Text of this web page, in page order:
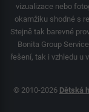
vizualizace nebo
okamžiku shodné s
Stejně tak barevné
Bonita Group
řešení, tak i vzhledu u
© 2010-2026 Dětská